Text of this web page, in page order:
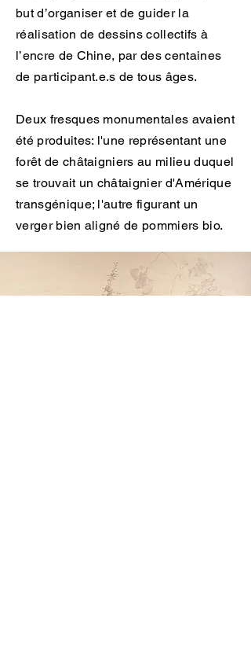
but d’organiser et de guider la
réalisation de dessins collectifs à
l’encre de Chine, par des centaines
de participant.e.s de tous âges.
Deux fresques monumentales avaient
été produites: l'une représentant une
forêt de châtaigniers au milieu duquel
se trouvait un châtaignier d'Amérique
transgénique; l'autre figurant un
verger bien aligné de pommiers bio.